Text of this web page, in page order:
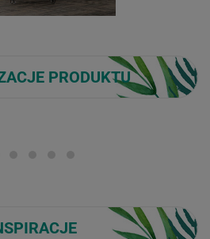
PRODUKTU